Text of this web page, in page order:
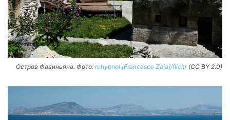
Остров Фавиньяна. Фото: rohypnol [Francesco Zaia]/flickr(CC BY 2.0)